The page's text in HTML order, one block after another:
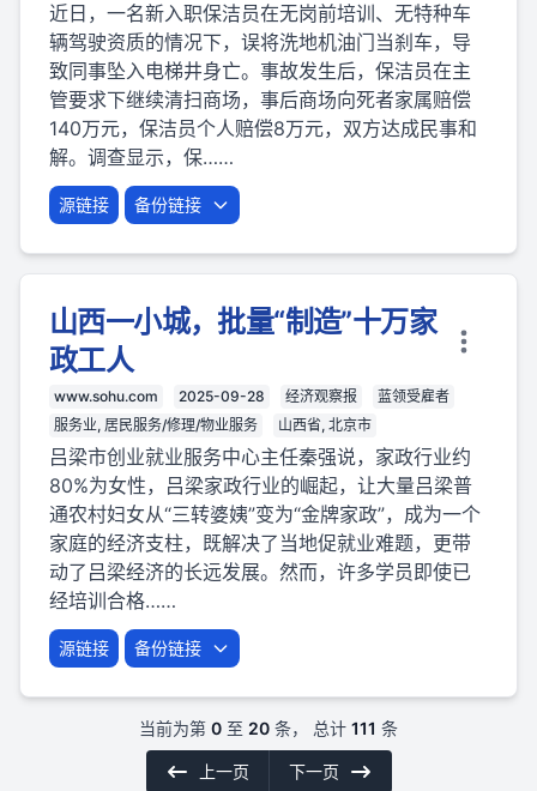
近日，一名新入职保洁员在无岗前培训、无特种车
辆驾驶资质的情况下，误将洗地机油门当刹车，导
致同事坠入电梯井身亡。事故发生后，保洁员在主
管要求下继续清扫商场，事后商场向死者家属赔偿
140万元，保洁员个人赔偿8万元，双方达成民事和
解。调查显示，保……
源链接 备份链接
山西一小城，批量“制造”十万家
政工人
www.sohu.com 2025-09-28 经济观察报
蓝领受雇者
服务业, 居民服务/修理/物业服务
山西省, 北京市
吕梁市创业就业服务中心主任秦强说，家政行业约
80%为女性，吕梁家政行业的崛起，让大量吕梁普
通农村妇女从“三转婆姨”变为“金牌家政”，成为一个
家庭的经济支柱，既解决了当地促就业难题，更带
动了吕梁经济的长远发展。然而，许多学员即使已
经培训合格……
源链接 备份链接
当前为第 0 至 20 条， 总计 111 条
上一页 下一页